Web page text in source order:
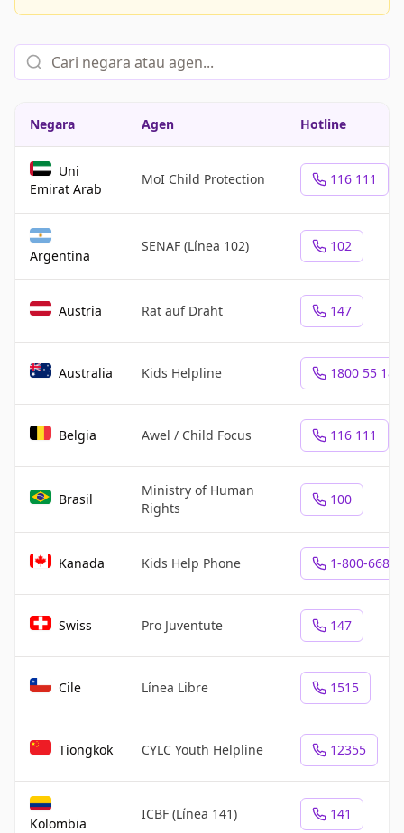
Negara Agen Hotline
Uni
Emirat Arab
MoI Child Protection 116 111
Argentina
SENAF (Línea 102) 102
Austria Rat auf Draht 147
Australia Kids Helpline 1800 55
Belgia Awel / Child Focus 116 111
Brasil
Ministry of Human
Rights
100
Kanada Kids Help Phone 1-800-668-
Swiss Pro Juventute 147
Cile Línea Libre 1515
Tiongkok CYLC Youth Helpline 12355
Kolombia
ICBF (Línea 141) 141